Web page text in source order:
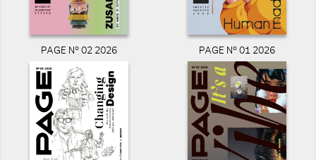
PAGE N° 02 2026 PAGE N° 01 2026